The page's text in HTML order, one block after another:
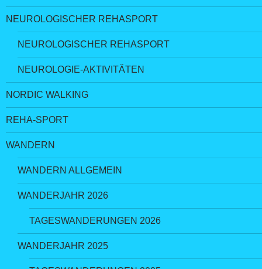
NEUROLOGISCHER REHASPORT
NEUROLOGISCHER REHASPORT
NEUROLOGIE-AKTIVITÄTEN
NORDIC WALKING
REHA-SPORT
WANDERN
WANDERN ALLGEMEIN
WANDERJAHR 2026
TAGESWANDERUNGEN 2026
WANDERJAHR 2025